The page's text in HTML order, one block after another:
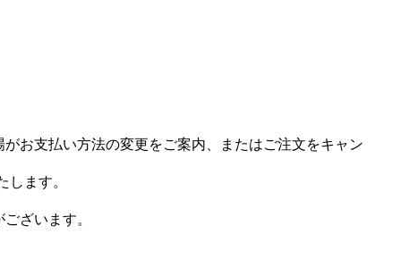
お支払い方法の変更をご案内、またはご注文をキャン
ます。
ざいます。